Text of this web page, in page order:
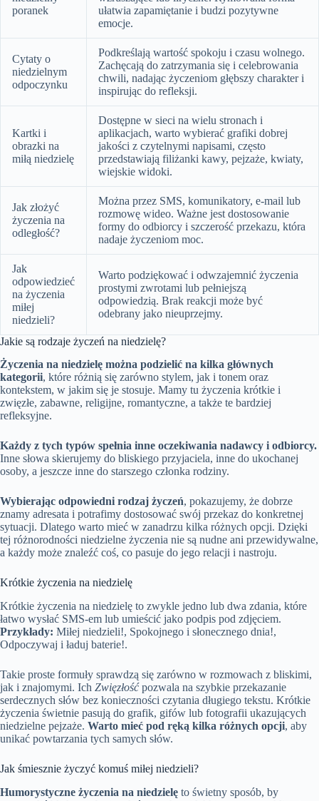
poranek
ułatwia zapamiętanie i budzi pozytywne
emocje.
Cytaty o
niedzielnym
odpoczynku
Podkreślają wartość spokoju i czasu wolnego.
Zachęcają do zatrzymania się i celebrowania
chwili, nadając życzeniom głębszy charakter i
inspirując do refleksji.
Kartki i
obrazki na
miłą niedzielę
Dostępne w sieci na wielu stronach i
aplikacjach, warto wybierać grafiki dobrej
jakości z czytelnymi napisami, często
przedstawiają filiżanki kawy, pejzaże, kwiaty,
wiejskie widoki.
Jak złożyć
życzenia na
odległość?
Można przez SMS, komunikatory, e-mail lub
rozmowę wideo. Ważne jest dostosowanie
formy do odbiorcy i szczerość przekazu, która
nadaje życzeniom moc.
Jak
odpowiedzieć
na życzenia
miłej
niedzieli?
Warto podziękować i odwzajemnić życzenia
prostymi zwrotami lub pełniejszą
odpowiedzią. Brak reakcji może być
odebrany jako nieuprzejmy.
Jakie są rodzaje życzeń na niedzielę?
Życzenia na niedzielę można podzielić na kilka głównych
kategorii, które różnią się zarówno stylem, jak i tonem oraz
kontekstem, w jakim się je stosuje. Mamy tu życzenia krótkie i
zwięzłe, zabawne, religijne, romantyczne, a także te bardziej
refleksyjne.
Każdy z tych typów spełnia inne oczekiwania nadawcy i odbiorcy.
Inne słowa skierujemy do bliskiego przyjaciela, inne do ukochanej
osoby, a jeszcze inne do starszego członka rodziny.
Wybierając odpowiedni rodzaj życzeń, pokazujemy, że dobrze
znamy adresata i potrafimy dostosować swój przekaz do konkretnej
sytuacji. Dlatego warto mieć w zanadrzu kilka różnych opcji. Dzięki
tej różnorodności niedzielne życzenia nie są nudne ani przewidywalne,
a każdy może znaleźć coś, co pasuje do jego relacji i nastroju.
Krótkie życzenia na niedzielę
Krótkie życzenia na niedzielę to zwykle jedno lub dwa zdania, które
łatwo wysłać SMS-em lub umieścić jako podpis pod zdjęciem.
Przykłady: Miłej niedzieli!, Spokojnego i słonecznego dnia!,
Odpoczywaj i ładuj baterie!.
Takie proste formuły sprawdzą się zarówno w rozmowach z bliskimi,
jak i znajomymi. Ich Zwięzłośćpozwala na szybkie przekazanie
serdecznych słów bez konieczności czytania długiego tekstu. Krótkie
życzenia świetnie pasują do grafik, gifów lub fotografii ukazujących
niedzielne pejzaże. Warto mieć pod ręką kilka różnych opcji, aby
unikać powtarzania tych samych słów.
Jak śmiesznie życzyć komuś miłej niedzieli?
Humorystyczne życzenia na niedzielę to świetny sposób, by